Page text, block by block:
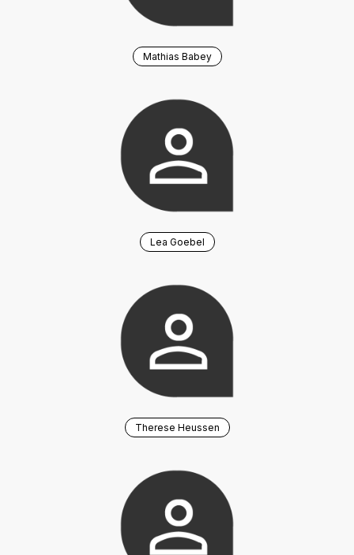
Mathias Babey
Lea Goebel
Therese Heussen